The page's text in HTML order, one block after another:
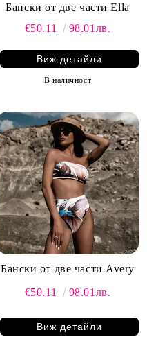
Бански от две части Ella
€50.11
98.01лв.
Виж детайли
В наличност
Бански от две части Avery
€50.11 98.01лв.
Виж детайли